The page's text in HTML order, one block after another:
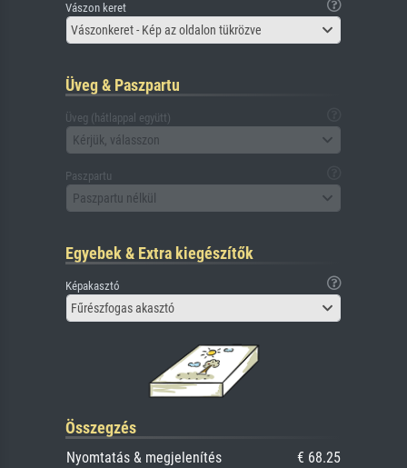
Vászon keret
Vászonkeret - Kép az oldalon tükrözve
Üveg & Paszpartu
Üveg (hátlappal együtt)
Kérjük, válasszon
Paszpartu
Paszpartu nélkül
Egyebek & Extra kiegészítők
Képakasztó
Fűrészfogas akasztó
Összegzés
Nyomtatás & megjelenítés
€ 68.25